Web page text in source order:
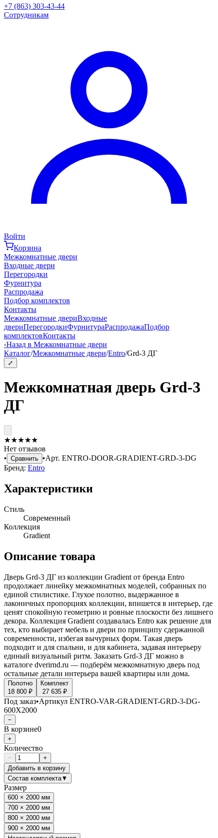
+7 (863) 303-43-44
Сотрудникам
Войти
Корзина
Межкомнатные двери
Входные двери
Перегородки
Фурнитура
Распродажа
Подбор комплектов
Контакты
Межкомнатные двериВходные
двериПерегородкиФурнитураРаспродажаПодбор
комплектовКонтакты
‹Назад в Межкомнатные двери
Каталог/Межкомнатные двери/Entro/Grd-3 ДГ
⤢
Межкомнатная дверь Grd-3
ДГ
★★★★★
Нет отзывов
• Сравнить •Арт. ENTRO-DOOR-GRADIENT-GRD-3-DG
Бренд: Entro
Характеристики
Стиль
Современный
Коллекция
Gradient
Описание товара
Дверь Grd-3 ДГ из коллекции Gradient от бренда Entro
продолжает линейку межкомнатных моделей, собранных по
единой стилистике. Глухое полотно, выдержанное в
лаконичных пропорциях коллекции, впишется в интерьер, где
ценят спокойную геометрию и ровные плоскости без лишнего
декора. Коллекция Gradient создавалась Entro как решение для
тех, кто выбирает мебель и двери по принципу сдержанной
современности, избегая вычурных форм. Такая дверь
подходит и для спальни, и для кабинета, задавая интерьеру
единый визуальный ритм. Заказать Grd-3 ДГ можно в
каталоге dverirnd.ru — подберём межкомнатную дверь под
остальные детали интерьера вашей квартиры или дома.
Полотно
18 800 ₽
Комплект
27 635 ₽
Под заказ•Артикул ENTRO-VAR-GRADIENT-GRD-3-DG-
600X2000
−
В корзине0
+
Количество
−
+
Добавить в корзину
Состав комплекта▼
Размер
600 × 2000 мм
700 × 2000 мм
800 × 2000 мм
900 × 2000 мм